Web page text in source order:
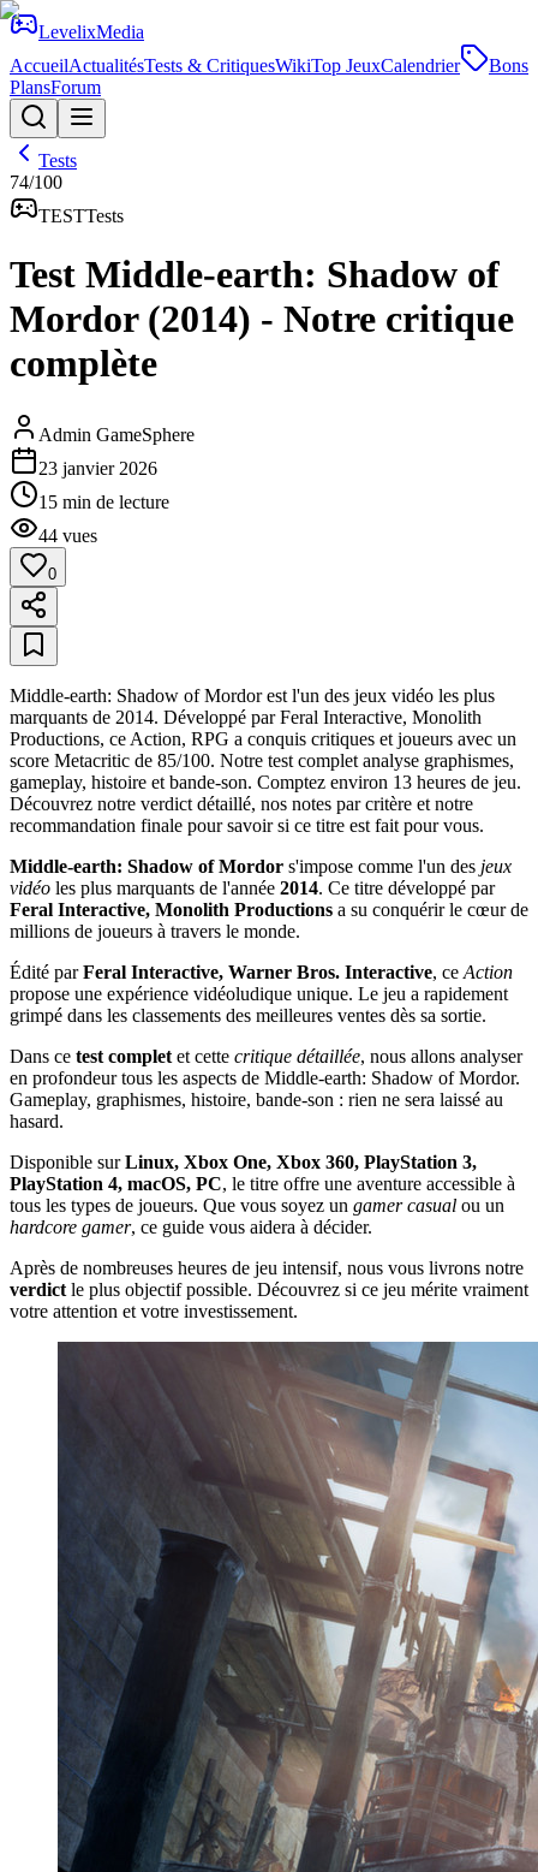
LevelixMedia
AccueilActualitésTests & CritiquesWikiTop JeuxCalendrier
Bons
PlansForum
Tests
74/100
TESTTests
Test Middle-earth: Shadow of
Mordor (2014) - Notre critique
complète
Admin GameSphere
23 janvier 2026
15 min de lecture
44 vues
0
Middle-earth: Shadow of Mordor est l'un des jeux vidéo les plus
marquants de 2014. Développé par Feral Interactive, Monolith
Productions, ce Action, RPG a conquis critiques et joueurs avec un
score Metacritic de 85/100. Notre test complet analyse graphismes,
gameplay, histoire et bande-son. Comptez environ 13 heures de jeu.
Découvrez notre verdict détaillé, nos notes par critère et notre
recommandation finale pour savoir si ce titre est fait pour vous.
Middle-earth: Shadow of Mordor s'impose comme l'un des jeux
vidéo les plus marquants de l'année 2014. Ce titre développé par
Feral Interactive, Monolith Productions a su conquérir le cœur de
millions de joueurs à travers le monde.
Édité parFeral Interactive, Warner Bros. Interactive, ce Action
propose une expérience vidéoludique unique. Le jeu a rapidement
grimpé dans les classements des meilleures ventes dès sa sortie.
Dans ce test complet et cette critique détaillée, nous allons analyser
en profondeur tous les aspects de Middle-earth: Shadow of Mordor.
Gameplay, graphismes, histoire, bande-son : rien ne sera laissé au
hasard.
Disponible surLinux, Xbox One, Xbox 360, PlayStation 3,
PlayStation 4, macOS, PC, le titre offre une aventure accessible à
tous les types de joueurs. Que vous soyez un gamer casual ou un
hardcore gamer, ce guide vous aidera à décider.
Après de nombreuses heures de jeu intensif, nous vous livrons notre
verdict le plus objectif possible. Découvrez si ce jeu mérite vraiment
votre attention et votre investissement.